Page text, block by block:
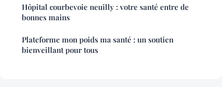
Hôpital courbevoie neuilly : votre santé entre de
bonnes mains
Plateforme mon poids ma santé : un soutien
bienveillant pour tous